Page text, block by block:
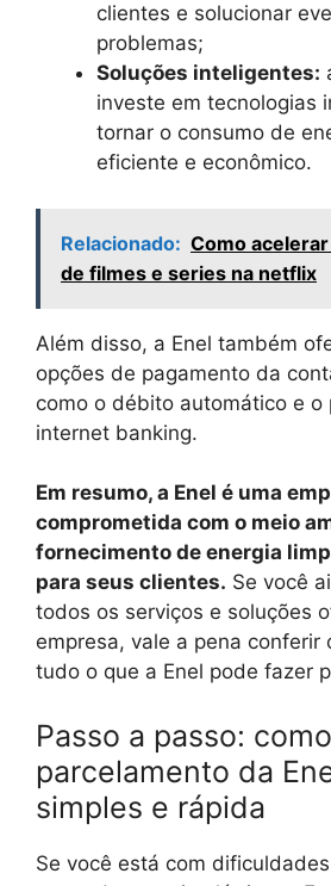
clientes e solucionar
problemas;
Soluções inteligentes:
investe em tecnologias
tornar o consumo de
eficiente e econômico.
Relacionado: Como
de filmes e series na netflix
Além disso, a Enel também
opções de pagamento da
como o débito automático e o
internet banking.
Em resumo, a Enel é uma
comprometida com o meio
fornecimento de energia
para seus clientes. Se você
todos os serviços e soluções
empresa, vale a pena conferir
tudo o que a Enel pode fazer
Passo a passo:
parcelamento da
simples e rápida
Se você está com